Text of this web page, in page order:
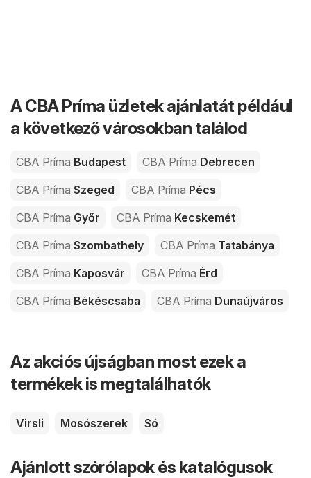
A CBA Príma üzletek ajánlatát például
a következő városokban találod
CBA Príma Budapest CBA Príma Debrecen
CBA Príma Szeged CBA Príma Pécs
CBA Príma Győr CBA Príma Kecskemét
CBA Príma Szombathely CBA Príma Tatabánya
CBA Príma Kaposvár CBA Príma Érd
CBA Príma Békéscsaba CBA Príma Dunaújváros
Az akciós újságban most ezek a
termékek is megtalálhatók
Virsli Mosószerek Só
Ajánlott szórólapok és katalógusok